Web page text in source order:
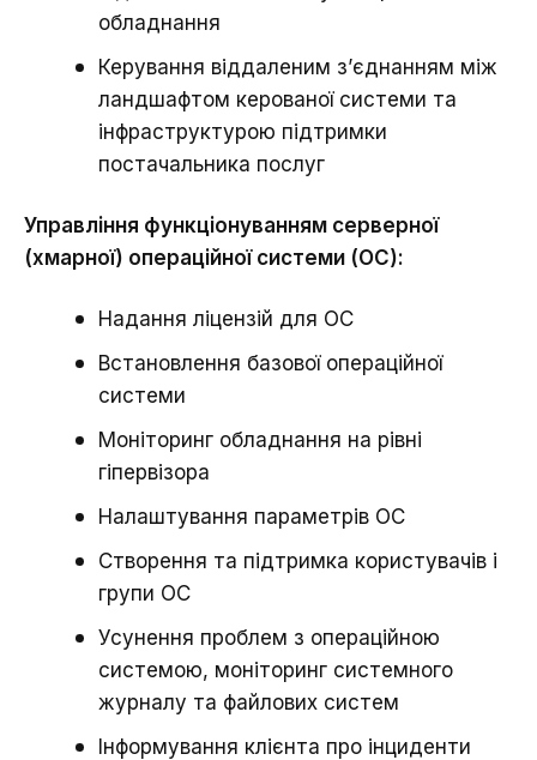
обладнання
Керування віддаленим з’єднанням між
ландшафтом керованої системи та
інфраструктурою підтримки
постачальника послуг
Управління функціонуванням серверної
(хмарної) операційної системи (ОС):
Надання ліцензій для ОС
Встановлення базової операційної
системи
Моніторинг обладнання на рівні
гіпервізора
Налаштування параметрів ОС
Створення та підтримка користувачів і
групи ОС
Усунення проблем з операційною
системою, моніторинг системного
журналу та файлових систем
Інформування клієнта про інциденти